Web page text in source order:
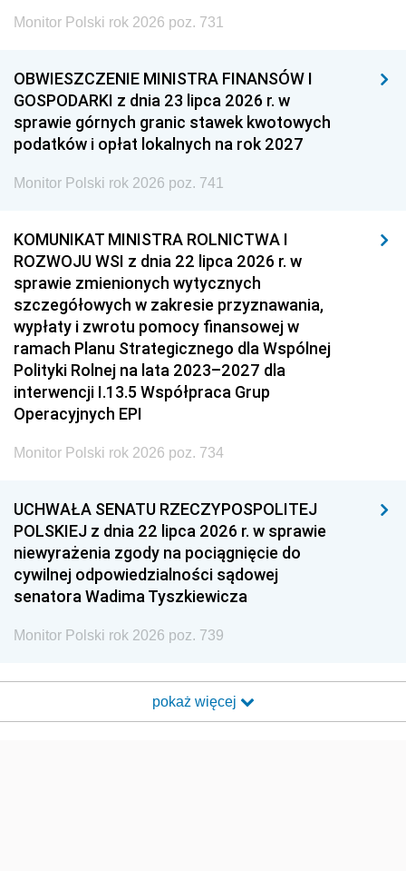
Monitor Polski rok 2026 poz. 731
OBWIESZCZENIE MINISTRA FINANSÓW I
GOSPODARKI z dnia 23 lipca 2026 r. w
sprawie górnych granic stawek kwotowych
podatków i opłat lokalnych na rok 2027
Monitor Polski rok 2026 poz. 741
KOMUNIKAT MINISTRA ROLNICTWA I
ROZWOJU WSI z dnia 22 lipca 2026 r. w
sprawie zmienionych wytycznych
szczegółowych w zakresie przyznawania,
wypłaty i zwrotu pomocy finansowej w
ramach Planu Strategicznego dla Wspólnej
Polityki Rolnej na lata 2023–2027 dla
interwencji I.13.5 Współpraca Grup
Operacyjnych EPI
Monitor Polski rok 2026 poz. 734
UCHWAŁA SENATU RZECZYPOSPOLITEJ
POLSKIEJ z dnia 22 lipca 2026 r. w sprawie
niewyrażenia zgody na pociągnięcie do
cywilnej odpowiedzialności sądowej
senatora Wadima Tyszkiewicza
Monitor Polski rok 2026 poz. 739
pokaż więcej